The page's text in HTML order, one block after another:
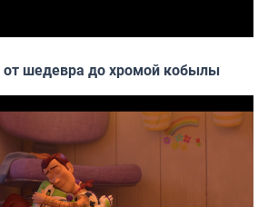
от шедевра до хромой кобылы